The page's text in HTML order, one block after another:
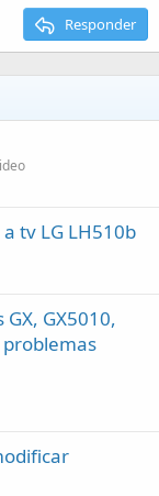
Responder
tv LG LH510b
GX5010,
problemas